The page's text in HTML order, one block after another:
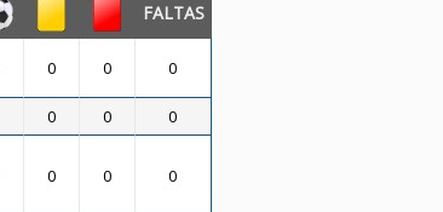
FALTAS
0 0 0
0 0 0
0 0 0